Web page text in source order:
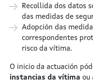
Recollida dos datos
das medidas de
Adopción das
correspondentes
risco da vítima.
O inicio da actuación
instancias da vítima ou